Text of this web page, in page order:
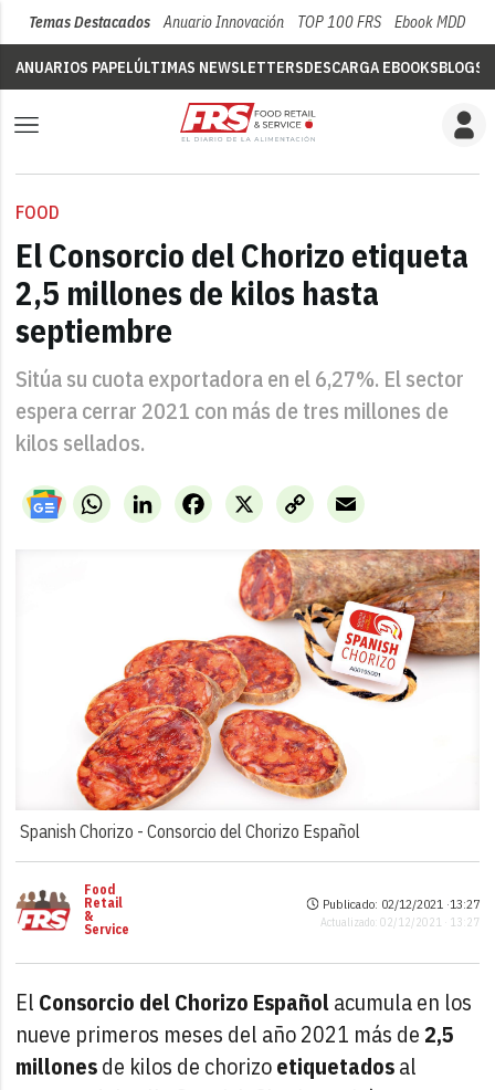
Temas Destacados Anuario Innovación TOP 100 FRS Ebook MDD
ANUARIOS PAPELÚLTIMAS NEWSLETTERSDESCARGA EBOOKSBLOGS
FOOD
El Consorcio del Chorizo etiqueta
2,5 millones de kilos hasta
septiembre
Sitúa su cuota exportadora en el 6,27%. El sector
espera cerrar 2021 con más de tres millones de
kilos sellados.
WhatsAppLinkedIn X
Facebook
Copy
Link
Email
Spanish Chorizo -Consorcio del Chorizo Español
Food
Retail
&
Service
Publicado: 02/12/2021 ·13:27
Actualizado: 02/12/2021 · 13:27
El Consorcio del Chorizo Españolacumula en los
nueve primeros meses del año 2021 más de2,5
millonesde kilos de chorizoetiquetadosal